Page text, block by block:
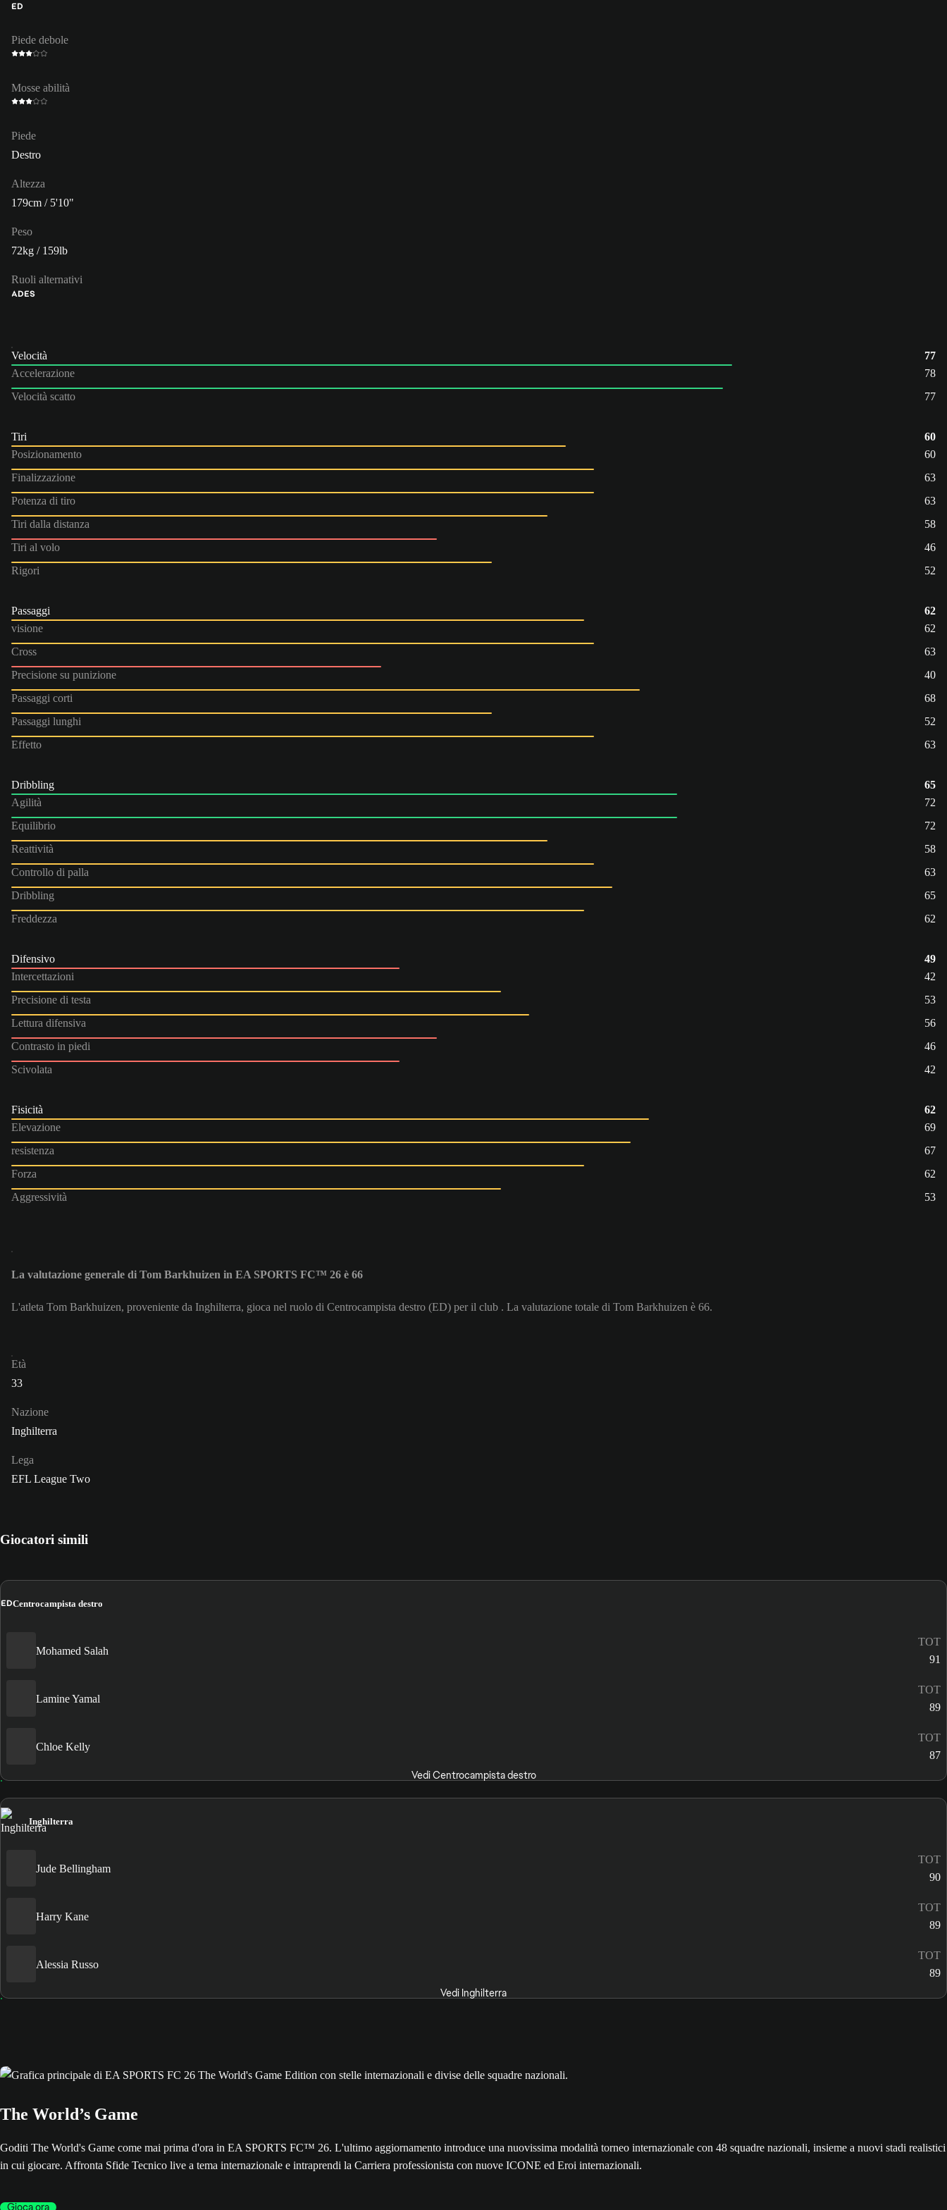
ED
Piede debole
Mosse abilità
Piede
Destro
Altezza
179cm / 5'10"
Peso
72kg / 159lb
Ruoli alternativi
ADES
Velocità
77
Accelerazione
78
Velocità scatto
77
Tiri
60
Posizionamento
60
Finalizzazione
63
Potenza di tiro
63
Tiri dalla distanza
58
Tiri al volo
46
Rigori
52
Passaggi
62
visione
62
Cross
63
Precisione su punizione
40
Passaggi corti
68
Passaggi lunghi
52
Effetto
63
Dribbling
65
Agilità
72
Equilibrio
72
Reattività
58
Controllo di palla
63
Dribbling
65
Freddezza
62
Difensivo
49
Intercettazioni
42
Precisione di testa
53
Lettura difensiva
56
Contrasto in piedi
46
Scivolata
42
Fisicità
62
Elevazione
69
resistenza
67
Forza
62
Aggressività
53
La valutazione generale di Tom Barkhuizen in EA SPORTS FC™ 26 è 66
L'atleta Tom Barkhuizen, proveniente da Inghilterra, gioca nel ruolo di Centrocampista destro (ED) per il club . La valutazione totale di Tom Barkhuizen è 66.
Età
33
Nazione
Inghilterra
Lega
EFL League Two
Giocatori simili
EDCentrocampista destro
Mohamed Salah
TOT
91
Lamine Yamal
TOT
89
Chloe Kelly
TOT
87
Vedi Centrocampista destro
Inghilterra
Jude Bellingham
TOT
90
Harry Kane
TOT
89
Alessia Russo
TOT
89
Vedi Inghilterra
The World’s Game
Goditi The World's Game come mai prima d'ora in EA SPORTS FC™ 26. L'ultimo aggiornamento introduce una nuovissima modalità torneo internazionale con 48 squadre nazionali, insieme a nuovi stadi realistici
in cui giocare. Affronta Sfide Tecnico live a tema internazionale e intraprendi la Carriera professionista con nuove ICONE ed Eroi internazionali.